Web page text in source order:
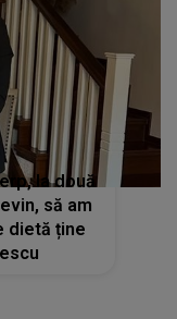
la două
să am